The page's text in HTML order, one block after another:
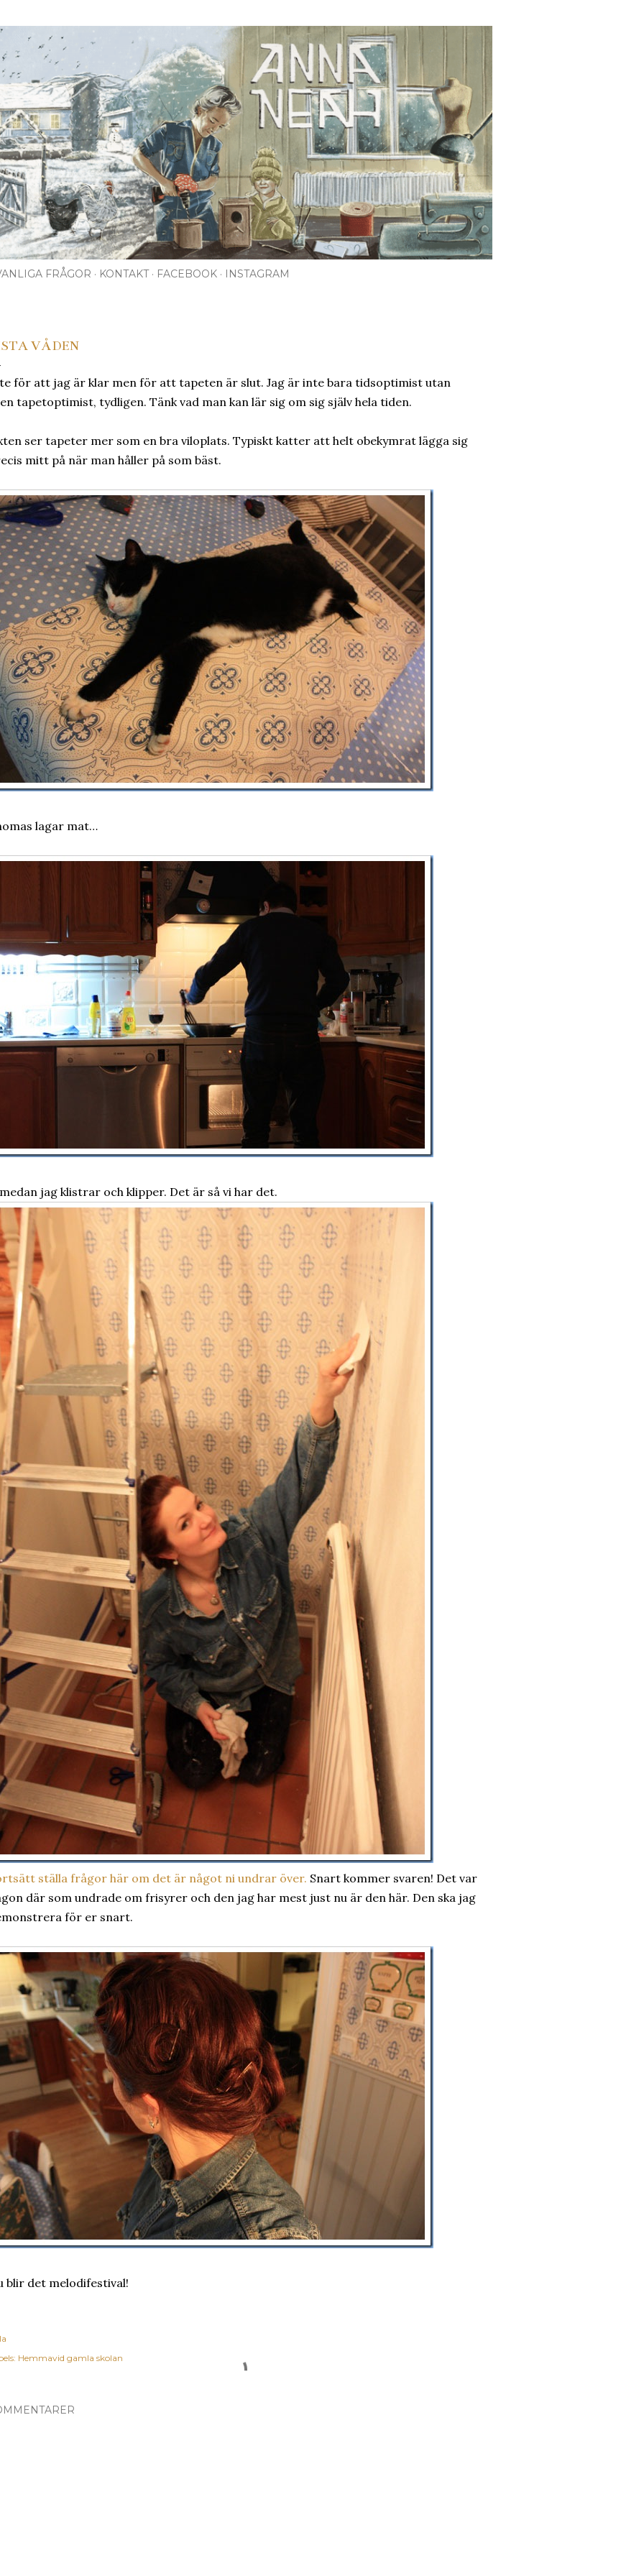
FRÅGOR KONTAKT FACEBOOK INSTAGRAM
VÅDEN
för att jag är klar men för att tapeten är slut. Jag är inte bara tidsoptimist utan
tapetoptimist, tydligen. Tänk vad man kan lär sig om sig själv hela tiden.
ser tapeter mer som en bra viloplats. Typiskt katter att helt obekymrat lägga sig
mitt på när man håller på som bäst.
lagar mat…
jag klistrar och klipper. Det är så vi har det.
ställa frågor här om det är något ni undrar över. Snart kommer svaren! Det var
där som undrade om frisyrer och den jag har mest just nu är den här. Den ska jag
för er snart.
blir det melodifestival!
Hemmavid gamla skolan